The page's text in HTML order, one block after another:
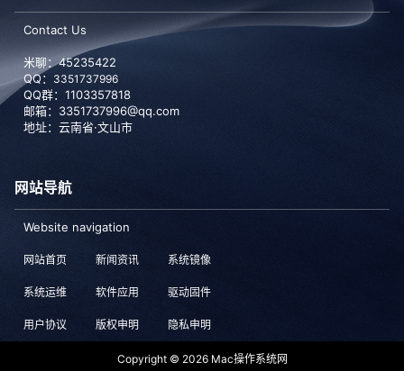
Contact Us
米聊：45235422
QQ： 3351737996
QQ群：1103357818
邮箱：3351737996@qq.com
地址：云南省·文山市
网站导航
Website navigation
网站首页 新闻资讯 系统镜像
系统运维 软件应用 驱动固件
用户协议 版权申明 隐私申明
Copyright © 2026Mac操作系统网